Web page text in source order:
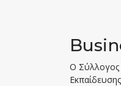
Ο Σύλλογος